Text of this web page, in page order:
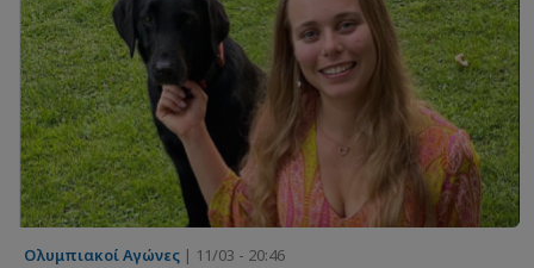
Ολυμπιακοί Αγώνες | 11/03 - 20:46